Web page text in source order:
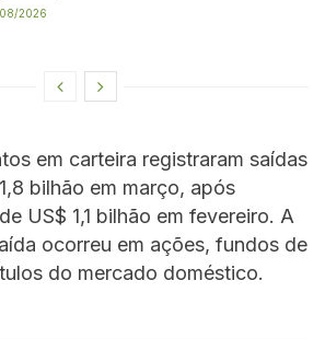
2026
em carteira registraram saídas
bilhão em março, após
US$ 1,1 bilhão em fevereiro. A
ocorreu em ações, fundos de
do mercado doméstico.